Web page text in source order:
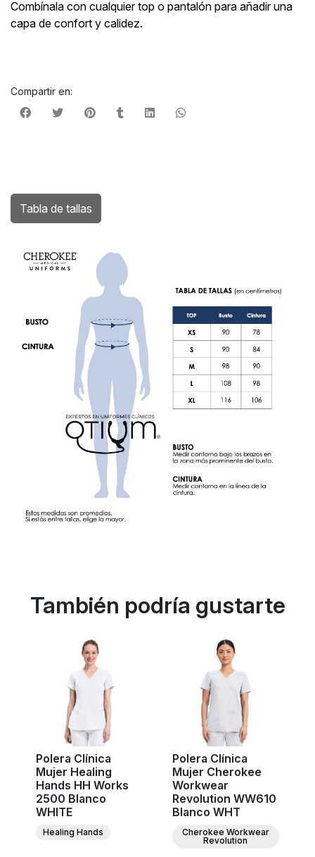
Combínala con cualquier top o pantalón para añadir una
capa de confort y calidez.
Compartir en:
Tabla de tallas
También podría gustarte
Polera Clínica
Mujer Healing
Hands HH Works
2500 Blanco
WHITE
Healing Hands
Polera Clínica
Mujer Cherokee
Workwear
Revolution WW610
Blanco WHT
Cherokee Workwear
Revolution